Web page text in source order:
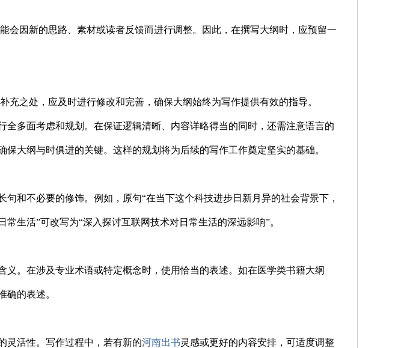
因新的思路、素材或读者反馈而进行调整。因此，在撰写大纲时，应预留一
之处，应及时进行修改和完善，确保大纲始终为写作提供有效的指导。
全多面考虑和规划。在保证逻辑清晰、内容详略得当的同时，还需注意语言的
大纲与时俱进的关键。这样的规划将为后续的写作工作奠定坚实的基础。
和不必要的修饰。例如，原句“在当下这个科技进步日新月异的社会背景下，
生活”可改写为“深入探讨互联网技术对日常生活的深远影响”。
义。在涉及专业术语或特定概念时，使用恰当的表述。如在医学类书籍大纲
确的表述。
灵活性。写作过程中，若有新的河南出书灵感或更好的内容安排，可适度调整